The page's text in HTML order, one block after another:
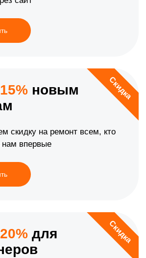
Скидка
новым
скидку на ремонт всем, кто
нам впервые
Скидка
для